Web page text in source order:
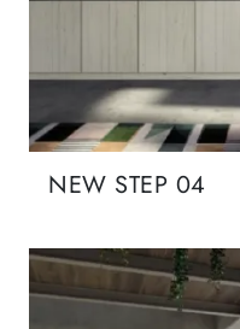
NEW STEP 04